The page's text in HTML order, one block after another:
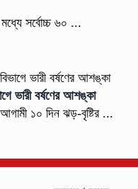
সর্বোচ্চ ৬০ ...
৪ বিভাগে ভারী বর্ষণের আশঙ্কা
আগামী ১০ দিন ঝড়-বৃষ্টির ...